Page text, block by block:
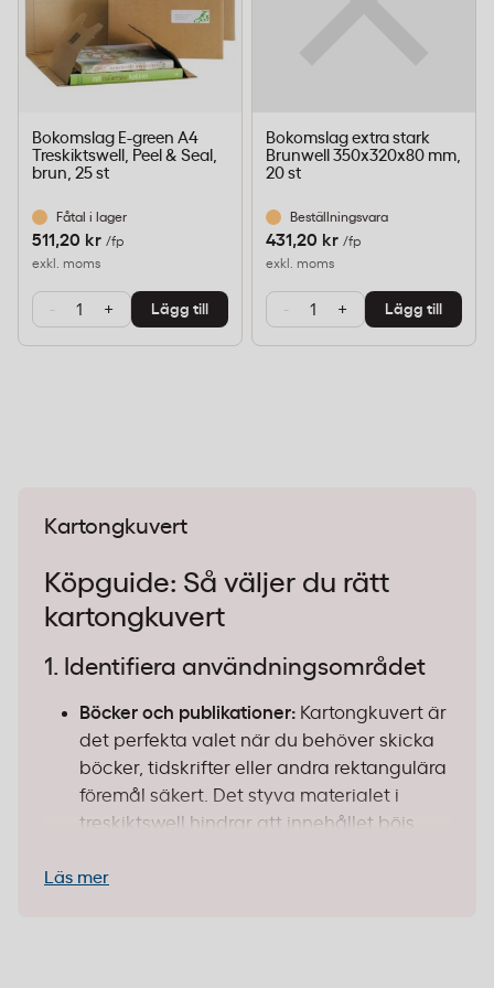
Bokomslag E-green A4
Treskiktswell, Peel & Seal,
brun, 25 st
Fåtal i lager
511,20 kr /fp
exkl. moms
- + Lägg till
Bokomslag extra stark
Brunwell 350x320x80 mm,
20 st
Beställningsvara
431,20 kr /fp
exkl. moms
- + Lägg till
Kartongkuvert
Köpguide: Så väljer du rätt
kartongkuvert
1. Identifiera användningsområdet
Böcker och publikationer: Kartongkuvert är
det perfekta valet när du behöver skicka
böcker, tidskrifter eller andra rektangulära
föremål säkert. Det styva materialet i
treskiktswell hindrar att innehållet böjs
Viktiga dokument:
Läs mer